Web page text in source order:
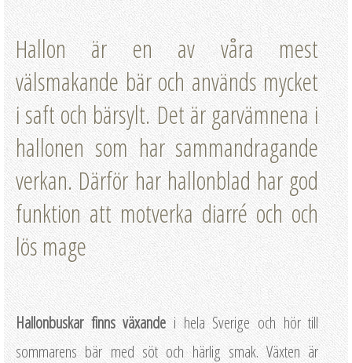
Hallon är en av våra mest
välsmakande bär och används mycket
i saft och bärsylt. Det är garvämnena i
hallonen som har sammandragande
verkan. Därför har hallonblad har god
funktion att motverka diarré och och
lös mage
Hallonbuskar finns växandei hela Sverige och hör till
sommarens bär med söt och härlig smak. Växten är